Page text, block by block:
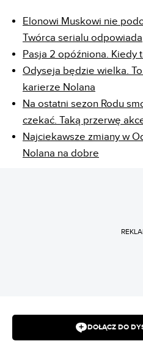
Elonowi Muskowi nie
Twórca serialu odpowiada
Pasja 2 opóźniona. Kiedy
Odyseja będzie wielka.
karierze Nolana
Na ostatni sezon Rodu
czekać. Taką przerwę
Najciekawsze zmiany w
Nolana na dobre
DOŁĄCZ DO